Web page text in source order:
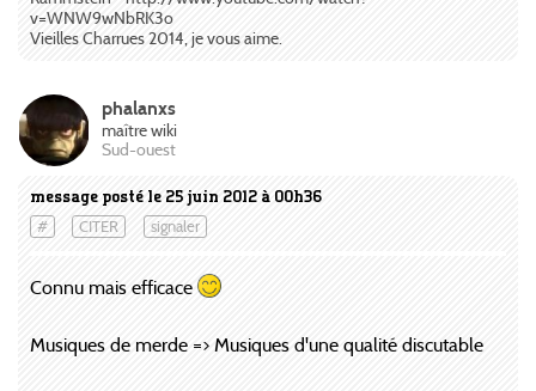
v=WNW9wNbRK3o
Vieilles Charrues 2014, je vous aime.
message posté le 25 juin 2012 à 00h36
# CITER signaler
phalanxs
maître wiki
Sud-ouest
Connu mais efficace
Musiques de merde => Musiques d'une qualité discutable